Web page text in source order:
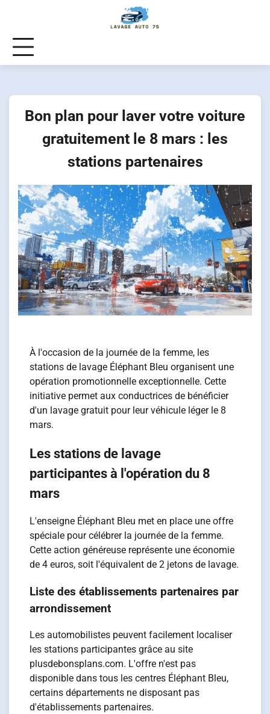
content
Bon plan pour laver votre voiture
gratuitement le 8 mars : les
stations partenaires
À l'occasion de la journée de la femme, les
stations de lavage Éléphant Bleu organisent une
opération promotionnelle exceptionnelle. Cette
initiative permet aux conductrices de bénéficier
d'un lavage gratuit pour leur véhicule léger le 8
mars.
Les stations de lavage
participantes à l'opération du 8
mars
L'enseigne Éléphant Bleu met en place une offre
spéciale pour célébrer la journée de la femme.
Cette action généreuse représente une économie
de 4 euros, soit l'équivalent de 2 jetons de lavage.
Liste des établissements partenaires par
arrondissement
Les automobilistes peuvent facilement localiser
les stations participantes grâce au site
plusdebonsplans.com. L'offre n'est pas
disponible dans tous les centres Éléphant Bleu,
certains départements ne disposant pas
d'établissements partenaires.